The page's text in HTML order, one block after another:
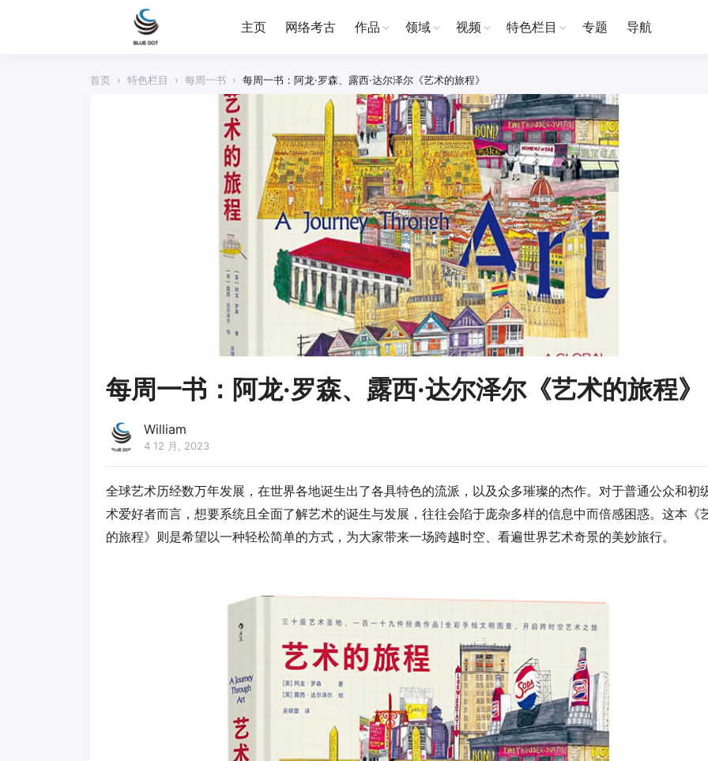
主页 网络考古 作品 领域 视频 特色栏目 专题 导航
首页 › 特色栏目 › 每周一书 › 每周一书：阿龙·罗森、露西·达尔泽尔《艺术的旅程》
每周一书：阿龙·罗森、露西·达尔泽尔《艺术的旅程》
William
4 12 月, 2023
全球艺术历经数万年发展，在世界各地诞生出了各具特色的流派，以及众多璀璨的杰作。对于普通公众和初
术爱好者而言，想要系统且全面了解艺术的诞生与发展，往往会陷于庞杂多样的信息中而倍感困惑。这本《
的旅程》则是希望以一种轻松简单的方式，为大家带来一场跨越时空、看遍世界艺术奇景的美妙旅行。